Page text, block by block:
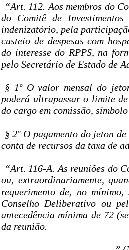
“Art. 112. Aos membros do
do Comitê de
indenizatório, pela
custeio de despesas com
do interesse do RPPS, na
pelo Secretário de Estado de
§ 1º O valor mensal do
poderá ultrapassar o limite
do cargo em comissão,
§ 2º O pagamento do jeton
conta de recursos da taxa de
“Art. 116-A. As reuniões do
ou, extraordinariamente,
requerimento de, no
Conselho Deliberativo ou
antecedência mínima de 72
da reunião.